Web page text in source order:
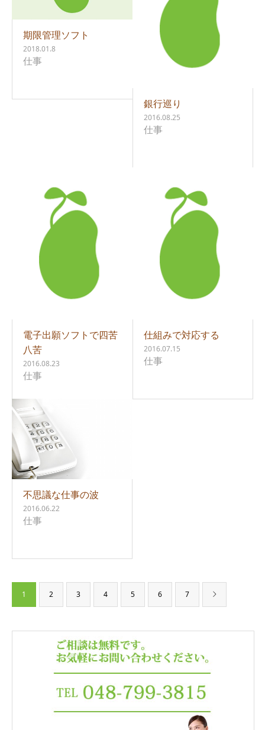
期限管理ソフト
2018.01.8
仕事
銀行巡り
2016.08.25
仕事
電子出願ソフトで四苦
八苦
2016.08.23
仕事
仕組みで対応する
2016.07.15
仕事
不思議な仕事の波
2016.06.22
仕事
1 2 3 4 5 6 7